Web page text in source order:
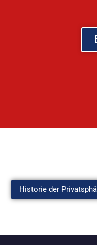
Historie der